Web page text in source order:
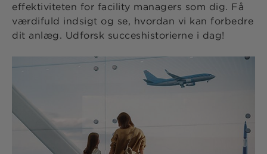
effektiviteten for facility managers som dig. Få
værdifuld indsigt og se, hvordan vi kan forbedre
dit anlæg. Udforsk succeshistorierne i dag!